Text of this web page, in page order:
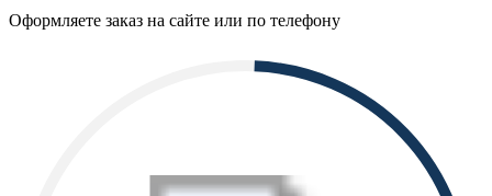
Оформляете заказ на сайте или по телефону